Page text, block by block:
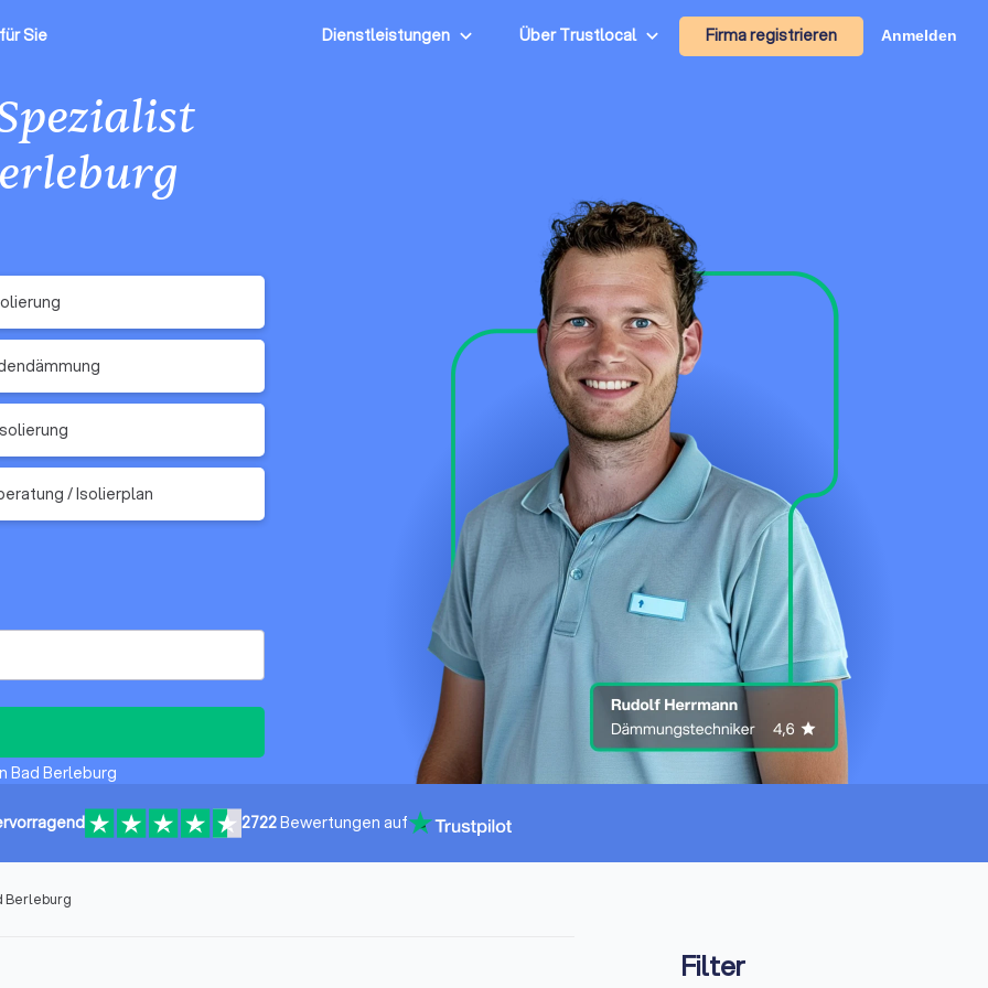
für Sie Dienstleistungen Über Trustlocal Firma registrieren Anmelden
/ Isolierplan
Bad Berleburg
2722Bewertungen auf
Berleburg
Filter